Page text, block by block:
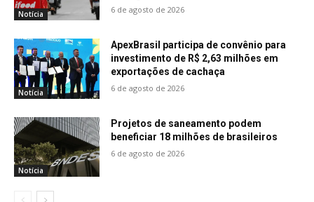
Notícia 6 de agosto de 2026
Notícia
ApexBrasil participa de convênio para
investimento de R$ 2,63 milhões em
exportações de cachaça
6 de agosto de 2026
Notícia
Projetos de saneamento podem
beneficiar 18 milhões de brasileiros
6 de agosto de 2026